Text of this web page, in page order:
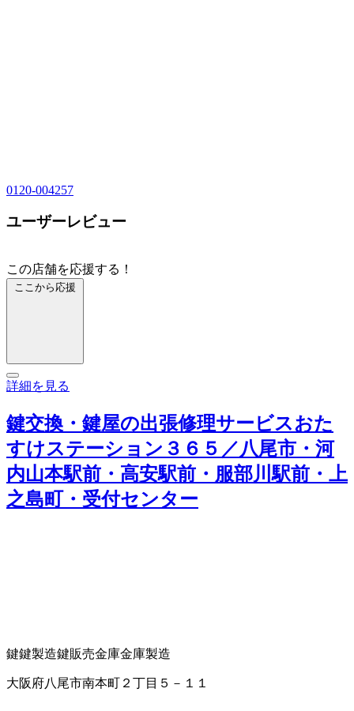
0120-004257
ユーザーレビュー
この店舗を応援する！
ここから応援
詳細を見る
鍵交換・鍵屋の出張修理サービスおた
すけステーション３６５／八尾市・河
内山本駅前・高安駅前・服部川駅前・上
之島町・受付センター
鍵鍵製造鍵販売金庫金庫製造
大阪府八尾市南本町２丁目５－１１